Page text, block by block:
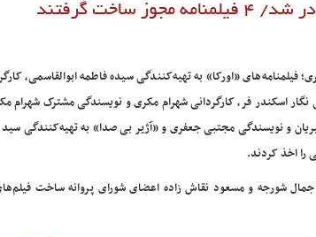
گرفتند
«اورکا» به تهیه‌کنندگی سیده فاطمه ابوالقاسمی،
اسکندر فر، کارگردانی شهرام مکری و نویسندگی مشترک شهرام
و نویسندگی مجتبی جعفری و «آژیر بی صدا» به تهیه‌کنندگی سید
اخذ کردند.
شورجه و مسعود نقاش زاده اعضای شورای پروانه ساخت